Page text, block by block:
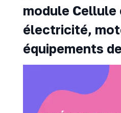
module
électricité,
équipements